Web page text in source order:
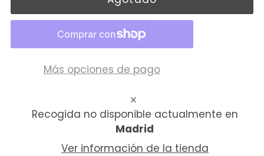
Más opciones de pago
Recogida no disponible actualmente en
Madrid
Ver información de la tienda